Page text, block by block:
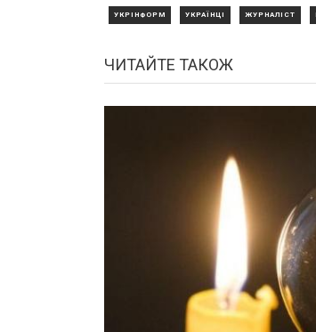
УКРІНФОРМ УКРАЇНЦІ ЖУРНАЛІСТ
ЧИТАЙТЕ ТАКОЖ